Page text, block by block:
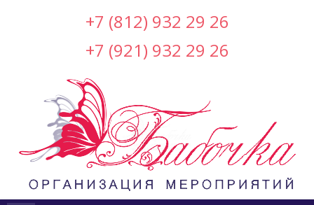
+7 (812) 932 29 26
+7 (921) 932 29 26